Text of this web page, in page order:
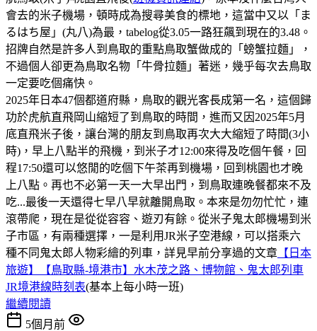
會去的米子機場，頓時成為搜尋美食的標地，這當中又以「ま
るはち屋」(丸八)為最，tabelog從3.05一路狂飆到現在的3.48。
招牌自然是許多人到鳥取的重點鳥取蟹做成的「螃蟹拉麵」，
不過個人卻更為鳥取名物「牛骨拉麵」著迷，幾乎每次去鳥取
一定要吃個痛快。
2025年日本47個都道府縣，鳥取的觀光客長成第一名，這個歸
功於虎航直飛岡山縮短了到鳥取的時間，進而又因2025年5月
底直飛米子後，讓台灣的朋友到鳥取再次大大縮短了時間(3小
時)，早上八點半的飛機，到米子才12:00來得及吃個午餐，回
程17:50還可以悠閒的吃個下午茶再到機場，回到桃園也才晚
上八點。再也不必第一天一大早出門，到鳥取連晚餐都來不及
吃...最後一天還得七早八早就離開鳥取。本來是勿勿忙忙，連
滾帶爬，現在是從從容容、遊刃有餘。從米子鬼太郎機場到米
子市區，有兩種選擇，一是利用JR米子空港線，可以搭乘六
種不同鬼太郎人物彩繪的列車，詳見早前分享過的文章 【日本
旅遊】【鳥取縣-境港市】水木茂之路、博物館、鬼太郎列車
JR境港線時刻表(基本上每小時一班)
繼續閱讀
5個月前